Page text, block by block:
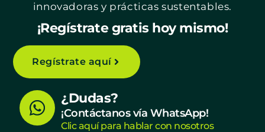
innovadoras y prácticas sustentables.
¡Regístrate gratis hoy mismo!
Regístrate aquí
W
h
¿Dudas?
¡Contáctanos vía WhatsApp!
Clic aquí para hablar con nosotros